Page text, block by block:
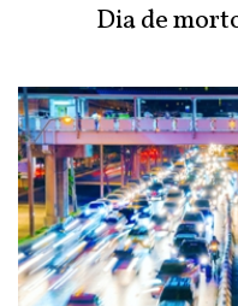
Dia de